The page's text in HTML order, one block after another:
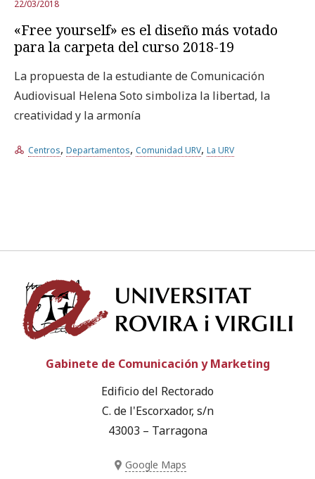
22/03/2018
«Free yourself» es el diseño más votado
para la carpeta del curso 2018-19
La propuesta de la estudiante de Comunicación
Audiovisual Helena Soto simboliza la libertad, la
creatividad y la armonía
Centros, Departamentos, Comunidad URV, La URV
Gabinete de Comunicación y Marketing
Edificio del Rectorado
C. de l'Escorxador, s/n
43003 – Tarragona
Google Maps